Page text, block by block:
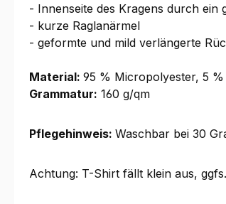
- Innenseite des Kragens durch ein
- kurze Raglanärmel
- geformte und mild verlängerte
Material: 95 % Micropolyester, 5 %
Grammatur: 160 g/qm
Pflegehinweis: Waschbar bei 30
Achtung: T-Shirt fällt klein aus,